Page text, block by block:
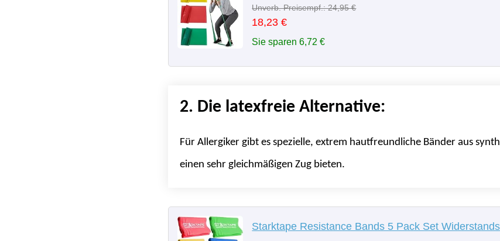
Unverb. Preisempf.: 24,95 €
18,23 €
Sie sparen 6,72 €
2. Die latexfreie Alternative:
Für Allergiker gibt es spezielle, extrem hautfreundliche Bänder aus
einen sehr gleichmäßigen Zug bieten.